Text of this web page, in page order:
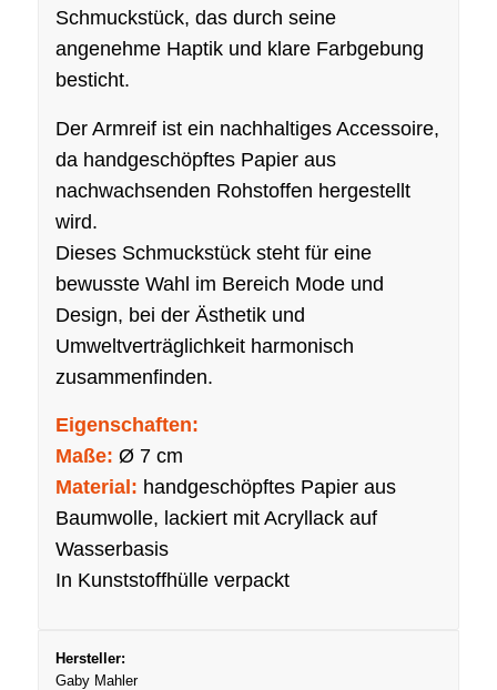
Schmuckstück, das durch seine
angenehme Haptik und klare Farbgebung
besticht.
Der Armreif ist ein nachhaltiges Accessoire,
da handgeschöpftes Papier aus
nachwachsenden Rohstoffen hergestellt
wird.
Dieses Schmuckstück steht für eine
bewusste Wahl im Bereich Mode und
Design, bei der Ästhetik und
Umweltverträglichkeit harmonisch
zusammenfinden.
Eigenschaften:
Maße: Ø 7 cm
Material: handgeschöpftes Papier aus
Baumwolle, lackiert mit Acryllack auf
Wasserbasis
In Kunststoffhülle verpackt
Hersteller:
Gaby Mahler